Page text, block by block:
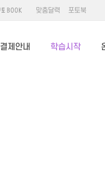
맞춤달력 포토북
결제안내 학습시작